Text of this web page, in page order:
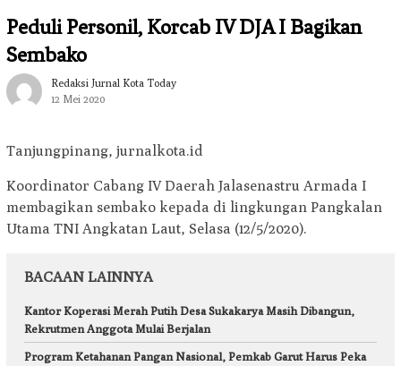
Peduli Personil, Korcab IV DJA I Bagikan
Sembako
Redaksi Jurnal Kota Today
12 Mei 2020
Tanjungpinang, jurnalkota.id
Koordinator Cabang IV Daerah Jalasenastru Armada I
membagikan sembako kepada di lingkungan Pangkalan
Utama TNI Angkatan Laut, Selasa (12/5/2020).
BACAAN LAINNYA
Kantor Koperasi Merah Putih Desa Sukakarya Masih Dibangun,
Rekrutmen Anggota Mulai Berjalan
Program Ketahanan Pangan Nasional, Pemkab Garut Harus Peka